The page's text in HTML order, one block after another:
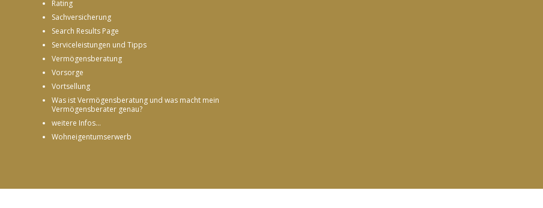
Rating
Sachversicherung
Search Results Page
Serviceleistungen und Tipps
Vermögensberatung
Vorsorge
Vortsellung
Was ist Vermögensberatung und was macht mein
Vermögensberater genau?
weitere Infos...
Wohneigentumserwerb